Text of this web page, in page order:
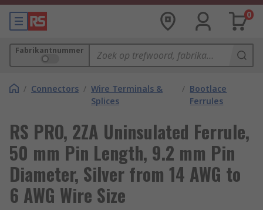
0
Fabrikantnummer
/ Connectors / Wire Terminals &
Splices
/ Bootlace
Ferrules
RS PRO, 2ZA Uninsulated Ferrule,
50 mm Pin Length, 9.2 mm Pin
Diameter, Silver from 14 AWG to
6 AWG Wire Size